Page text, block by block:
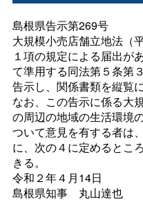
島根県告示第269号
大規模小売店舗立地法（
１項の規定による届出が
て準用する同法第５条第
告示し、関係書類を縦覧に
なお、この告示に係る大
の周辺の地域の生活環境
ついて意見を有する者は
に、次の４に定めるとこ
きる。
令和２年４月14日
島根県知事 丸山達也